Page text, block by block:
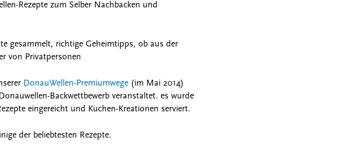
Rezepte zum Selber Nachbacken und
gesammelt, richtige Geheimtipps, ob aus der
von Privatpersonen
DonauWellen-Premiumwege(im Mai 2014)
Backwettbewerb veranstaltet. es wurde
eingereicht und Kuchen-Kreationen serviert.
der beliebtesten Rezepte.